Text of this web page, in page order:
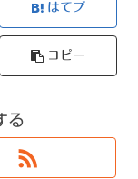
はてブ
コピー
る